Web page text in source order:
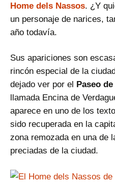
Home dels Nassos. ¿Y
un personaje de narices,
año todavía.
Sus apariciones son
rincón especial de la
dejado ver por el Paseo
llamada Encina de
aparece en uno de los
sido recuperada en la
zona remozada en una de
preciadas de la ciudad.